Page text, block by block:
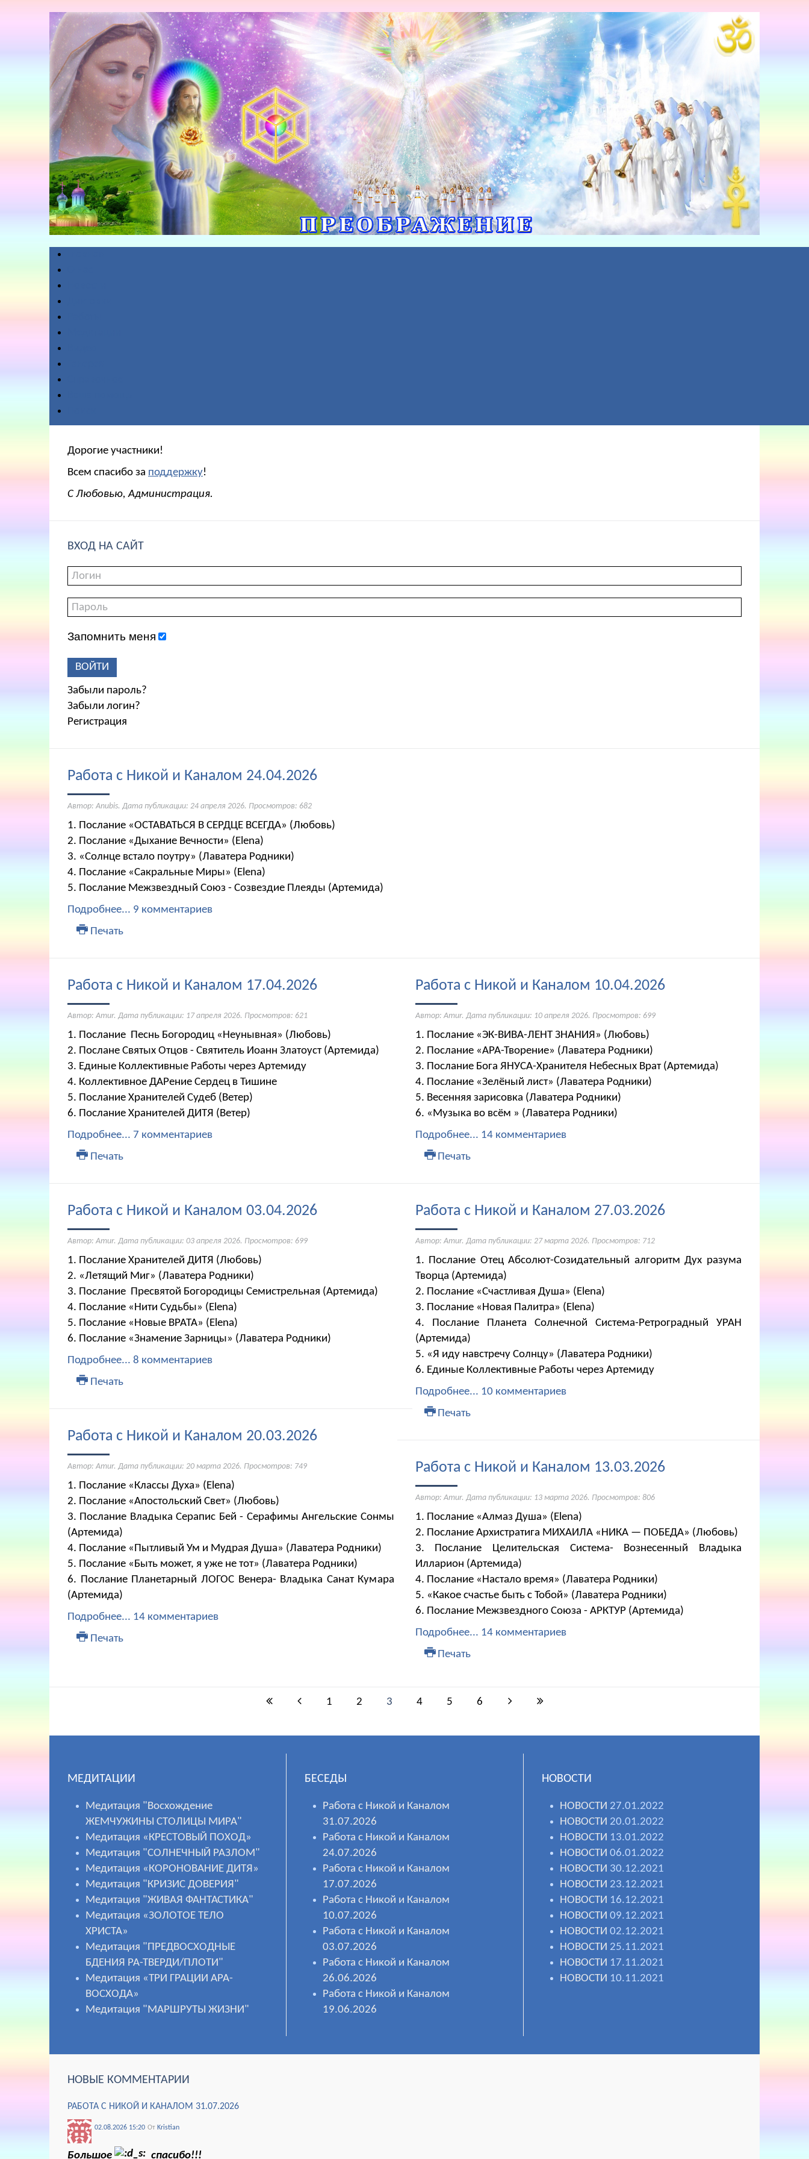
Дорогие участники!
Всем спасибо за поддержку!
С Любовью, Администрация.
ВХОД НА САЙТ
Запомнить меня
ВОЙТИ
Забыли пароль?
Забыли логин?
Регистрация
Работа с Никой и Каналом 24.04.2026
Автор: Anubis. Дата публикации: 24 апреля 2026. Просмотров: 682
1. Послание «ОСТАВАТЬСЯ В СЕРДЦЕ ВСЕГДА» (Любовь)
2. Послание «Дыхание Вечности» (Elena)
3. «Солнце встало поутру» (Лаватера Родники)
4. Послание «Сакральные Миры» (Elena)
5. Послание Межзвездный Союз - Созвездие Плеяды (Артемида)
Подробнее... 9 комментариев
Печать
Работа с Никой и Каналом 17.04.2026
Автор: Amur. Дата публикации: 17 апреля 2026. Просмотров: 621
1. Послание Песнь Богородиц «Неунывная» (Любовь)
2. Послане Святых Отцов - Святитель Иоанн Златоуст (Артемида)
3. Единые Коллективные Работы через Артемиду
4. Коллективное ДАРение Сердец в Тишине
5. Послание Хранителей Судеб (Ветер)
6. Послание Хранителей ДИТЯ (Ветер)
Подробнее... 7 комментариев
Печать
Работа с Никой и Каналом 03.04.2026
Автор: Amur. Дата публикации: 03 апреля 2026. Просмотров: 699
1. Послание Хранителей ДИТЯ (Любовь)
2. «Летящий Миг» (Лаватера Родники)
3. Послание Пресвятой Богородицы Семистрельная (Артемида)
4. Послание «Нити Судьбы» (Elena)
5. Послание «Новые ВРАТА» (Elena)
6. Послание «Знамение Зарницы» (Лаватера Родники)
Подробнее... 8 комментариев
Печать
Работа с Никой и Каналом 20.03.2026
Автор: Amur. Дата публикации: 20 марта 2026. Просмотров: 749
1. Послание «Классы Духа» (Elena)
2. Послание «Апостольский Свет» (Любовь)
3. Послание Владыка Серапис Бей - Серафимы Ангельские Сонмы
(Артемида)
4. Послание «Пытливый Ум и Мудрая Душа» (Лаватера Родники)
5. Послание «Быть может, я уже не тот» (Лаватера Родники)
6. Послание Планетарный ЛОГОС Венера- Владыка Санат Кумара
(Артемида)
Подробнее... 14 комментариев
Печать
Работа с Никой и Каналом 10.04.2026
Автор: Amur. Дата публикации: 10 апреля 2026. Просмотров: 699
1. Послание «ЭК-ВИВА-ЛЕНТ ЗНАНИЯ» (Любовь)
2. Послание «АРА-Творение» (Лаватера Родники)
3. Послание Бога ЯНУСА-Хранителя Небесных Врат (Артемида)
4. Послание «Зелёный лист» (Лаватера Родники)
5. Весенняя зарисовка (Лаватера Родники)
6. «Музыка во всём » (Лаватера Родники)
Подробнее... 14 комментариев
Печать
Работа с Никой и Каналом 27.03.2026
Автор: Amur. Дата публикации: 27 марта 2026. Просмотров: 712
1. Послание Отец Абсолют-Созидательный алгоритм Дух разума
Творца (Артемида)
2. Послание «Счастливая Душа» (Elena)
3. Послание «Новая Палитра» (Elena)
4. Послание Планета Солнечной Система-Ретроградный УРАН
(Артемида)
5. «Я иду навстречу Солнцу» (Лаватера Родники)
6. Единые Коллективные Работы через Артемиду
Подробнее... 10 комментариев
Печать
Работа с Никой и Каналом 13.03.2026
Автор: Amur. Дата публикации: 13 марта 2026. Просмотров: 806
1. Послание «Алмаз Душа» (Elena)
2. Послание Архистратига МИХАИЛА «НИКА — ПОБЕДА» (Любовь)
3. Послание Целительская Система- Вознесенный Владыка
Илларион (Артемида)
4. Послание «Настало время» (Лаватера Родники)
5. «Какое счастье быть с Тобой» (Лаватера Родники)
6. Послание Межзвездного Союза - АРКТУР (Артемида)
Подробнее... 14 комментариев
Печать
1 2 3 4 5 6
МЕДИТАЦИИ
Медитация "Восхождение
ЖЕМЧУЖИНЫ СТОЛИЦЫ МИРА"
Медитация «КРЕСТОВЫЙ ПОХОД»
Медитация "СОЛНЕЧНЫЙ РАЗЛОМ"
Медитация «КОРОНОВАНИЕ ДИТЯ»
Медитация "КРИЗИС ДОВЕРИЯ"
Медитация "ЖИВАЯ ФАНТАСТИКА"
Медитация «ЗОЛОТОЕ ТЕЛО
ХРИСТА»
Медитация "ПРЕДВОСХОДНЫЕ
БДЕНИЯ РА-ТВЕРДИ/ПЛОТИ"
Медитация «ТРИ ГРАЦИИ АРА-
ВОСХОДА»
Медитация "МАРШРУТЫ ЖИЗНИ"
БЕСЕДЫ
Работа с Никой и Каналом
31.07.2026
Работа с Никой и Каналом
24.07.2026
Работа с Никой и Каналом
17.07.2026
Работа с Никой и Каналом
10.07.2026
Работа с Никой и Каналом
03.07.2026
Работа с Никой и Каналом
26.06.2026
Работа с Никой и Каналом
19.06.2026
НОВОСТИ
НОВОСТИ 27.01.2022
НОВОСТИ 20.01.2022
НОВОСТИ 13.01.2022
НОВОСТИ 06.01.2022
НОВОСТИ 30.12.2021
НОВОСТИ 23.12.2021
НОВОСТИ 16.12.2021
НОВОСТИ 09.12.2021
НОВОСТИ 02.12.2021
НОВОСТИ 25.11.2021
НОВОСТИ 17.11.2021
НОВОСТИ 10.11.2021
НОВЫЕ КОММЕНТАРИИ
РАБОТА С НИКОЙ И КАНАЛОМ 31.07.2026
02.08.2026 15:20 От Kristian
Большое спасибо!!!